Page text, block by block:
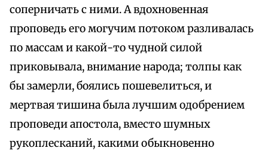
соперничать с ними. А вдохновенная
проповедь его могучим потоком разливалась
по массам и какой-то чудной силой
приковывала, внимание народа; толпы как
бы замерли, боялись пошевелиться, и
мертвая тишина была лучшим одобрением
проповеди апостола, вместо шумных
рукоплесканий, какими обыкновенно